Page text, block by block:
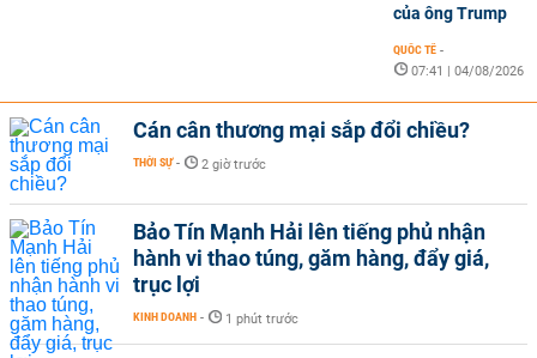
của ông Trump
QUỐC TẾ -
07:41 | 04/08/2026
Cán cân thương mại sắp đổi chiều?
THỜI SỰ - 2 giờ trước
Bảo Tín Mạnh Hải lên tiếng phủ nhận
hành vi thao túng, găm hàng, đẩy giá,
trục lợi
KINH DOANH - 1 phút trước